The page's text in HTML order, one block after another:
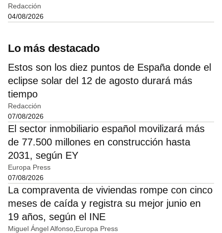
Redacción
04/08/2026
Lo más destacado
Estos son los diez puntos de España donde el
eclipse solar del 12 de agosto durará más
tiempo
Redacción
07/08/2026
El sector inmobiliario español movilizará más
de 77.500 millones en construcción hasta
2031, según EY
Europa Press
07/08/2026
La compraventa de viviendas rompe con cinco
meses de caída y registra su mejor junio en
19 años, según el INE
Miguel Ángel Alfonso Europa Press